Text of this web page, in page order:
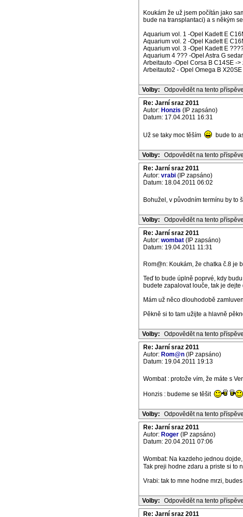
Koukám že už jsem počítán jako
bude na transplantaci) a s někým
Aquarium vol. 1 -Opel Kadett E
Aquarium vol. 2 -Opel Kadett E
Aquarium vol. 3 -Opel Kadett E
Aquarium 4 ??? -Opel Astra G
Arbeitauto -Opel Corsa B C14SE -
Arbeitauto2 - Opel Omega B
Volby: Odpovědět na tento
Re: Jarní sraz 2011
Autor: Honzis (IP zapsáno)
Datum: 17.04.2011 16:31
Už se taky moc těším bude to
Volby: Odpovědět na tento
Re: Jarní sraz 2011
Autor: vrabi (IP zapsáno)
Datum: 18.04.2011 06:02
Bohužel, v původním termínu by to
Volby: Odpovědět na tento
Re: Jarní sraz 2011
Autor: wombat (IP zapsáno)
Datum: 19.04.2011 11:31
Rom@n: Koukám, že chatka č.8 je
Teď to bude úplně poprvé, kdy
budete zapalovat louče, tak je
Mám už něco dlouhodobě
Pěkně si to tam užijte a hlavně
Volby: Odpovědět na tento
Re: Jarní sraz 2011
Autor: Rom@n (IP zapsáno)
Datum: 19.04.2011 19:13
Wombat : protože vím, že máte s
Honzis : budeme se těšit
Volby: Odpovědět na tento
Re: Jarní sraz 2011
Autor: Roger (IP zapsáno)
Datum: 20.04.2011 07:06
Wombat: Na kazdeho jednou
Tak preji hodne zdaru a priste si to
Vrabi: tak to mne hodne mrzi,
Volby: Odpovědět na tento
Re: Jarní sraz 2011